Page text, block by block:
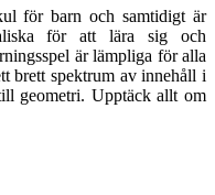
för barn och samtidigt är
för att lära sig och
är lämpliga för alla
brett spektrum av innehåll i
geometri. Upptäck allt om